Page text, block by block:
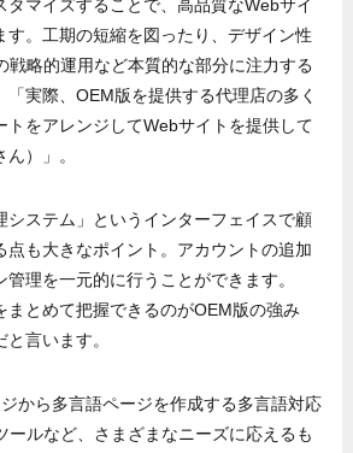
タマイズすることで、高品質なWebサイ
す。工期の短縮を図ったり、デザイン性
戦略的運用など本質的な部分に注力する
実際、OEM版を提供する代理店の多く
トをアレンジしてWebサイトを提供して
）」。
システム」というインターフェイスで顧
点も大きなポイント。アカウントの追加
理を一元的に行うことができます。
まとめて把握できるのがOEM版の強み
と言います。
から多言語ページを作成する多言語対応
ールなど、さまざまなニーズに応えるも